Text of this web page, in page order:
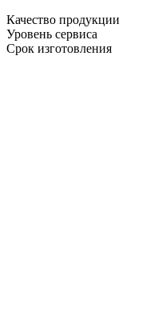
Качество продукции
Уровень сервиса
Срок изготовления